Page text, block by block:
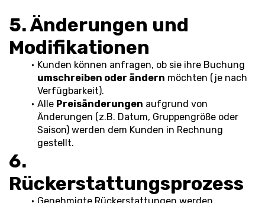
5. Änderungen und
Modifikationen
umschreiben oder ändern möchten (je nach
Verfügbarkeit).
Alle Preisänderungen aufgrund von
Änderungen (z.B. Datum, Gruppengröße oder
Saison) werden dem Kunden in Rechnung
gestellt.
6.
Rückerstattungsprozess
Genehmigte Rückerstattungen werden